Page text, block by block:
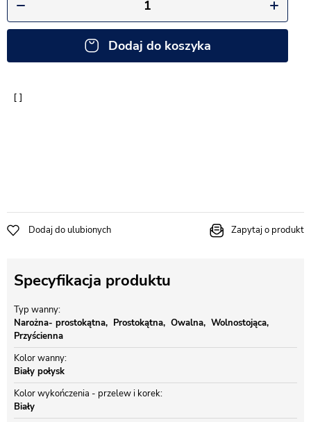
Dodaj do koszyka
Dodaj do ulubionych Zapytaj o produkt
Specyfikacja produktu
Typ wanny
Narożna- prostokątna
Prostokątna Owalna
Wolnostojąca
Przyścienna
Kolor wanny
Biały połysk
Kolor wykończenia - przelew i korek
Biały